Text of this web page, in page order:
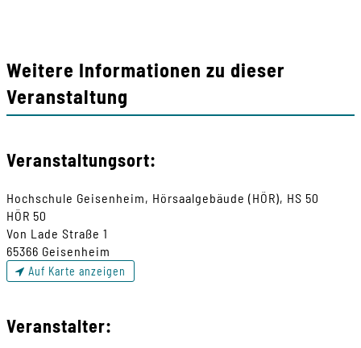
Weitere Informationen zu dieser
Veranstaltung
Veranstaltungsort:
Hochschule Geisenheim, Hörsaalgebäude (HÖR), HS 50
HÖR 50
Von Lade Straße 1
65366 Geisenheim
Auf Karte anzeigen
Veranstalter: